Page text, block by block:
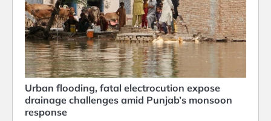
Urban flooding, fatal electrocution expose
drainage challenges amid Punjab’s monsoon
response